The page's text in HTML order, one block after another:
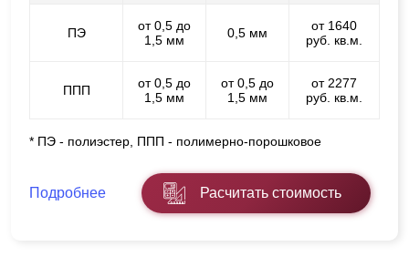
ПЭ
от 0,5 до
1,5 мм
0,5 мм
от 1640
руб. кв.м.
ППП
от 0,5 до
1,5 мм
от 0,5 до
1,5 мм
от 2277
руб. кв.м.
* ПЭ - полиэстер, ППП - полимерно-порошковое
Подробнее Расчитать стоимость